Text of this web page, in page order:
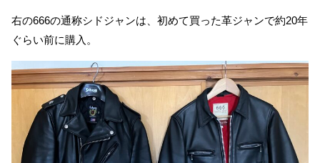
右の666の通称シドジャンは、初めて買った革ジャンで約20年
ぐらい前に購入。